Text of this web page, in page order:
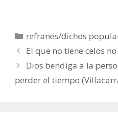
Categorías
refranes/dichos
El que no tiene celos
Dios bendiga a la
perder el